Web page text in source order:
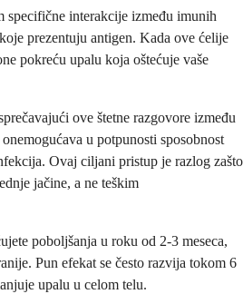
specifične interakcije između imunih
prezentuju antigen. Kada ove ćelije
pokreću upalu koja oštećuje vaše
ove štetne razgovore između
u potpunosti sposobnost
Ovaj ciljani pristup je razlog zašto
jačine, a ne teškim
poboljšanja u roku od 2-3 meseca,
Pun efekat se često razvija tokom 6
upalu u celom telu.